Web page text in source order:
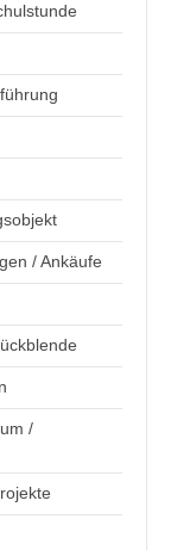
/ Ankäufe
/